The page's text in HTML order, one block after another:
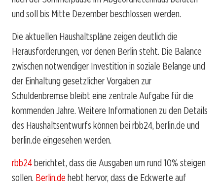
und soll bis Mitte Dezember beschlossen werden.
Die aktuellen Haushaltspläne zeigen deutlich die
Herausforderungen, vor denen Berlin steht. Die Balance
zwischen notwendiger Investition in soziale Belange und
der Einhaltung gesetzlicher Vorgaben zur
Schuldenbremse bleibt eine zentrale Aufgabe für die
kommenden Jahre. Weitere Informationen zu den Details
des Haushaltsentwurfs können bei rbb24, berlin.de und
berlin.de eingesehen werden.
rbb24berichtet, dass die Ausgaben um rund 10% steigen
sollen. Berlin.de hebt hervor, dass die Eckwerte auf